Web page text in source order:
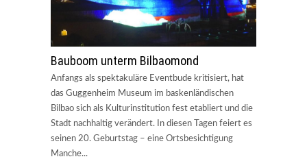
Bauboom unterm Bilbaomond
Anfangs als spektakuläre Eventbude kritisiert, hat
das Guggenheim Museum im baskenländischen
Bilbao sich als Kulturinstitution fest etabliert und die
Stadt nachhaltig verändert. In diesen Tagen feiert es
seinen 20. Geburtstag – eine Ortsbesichtigung
Manche...